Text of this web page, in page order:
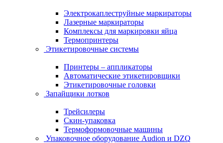
Электрокаплеструйные маркираторы
Лазерные маркираторы
Комплексы для маркировки яйца
Термопринтеры
Этикетировочные системы
Принтеры – аппликаторы
Автоматические этикетировщики
Этикетировочные головки
Запайщики лотков
Трейсилеры
Скин-упаковка
Термоформовочные машины
Упаковочное оборудование Audion и DZQ